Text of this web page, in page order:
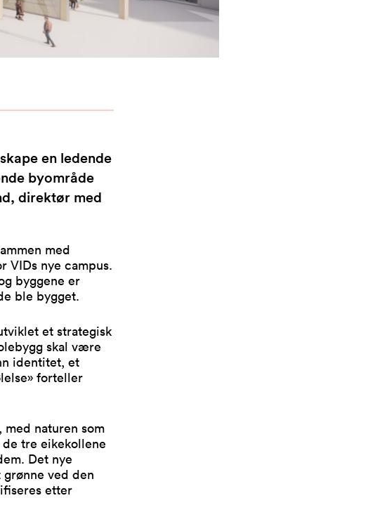
en ledende
byområde
direktør med
med
VIDs nye campus.
byggene er
ble bygget.
et strategisk
skal være
identitet, et
forteller
naturen som
tre eikekollene
Det nye
ved den
etter